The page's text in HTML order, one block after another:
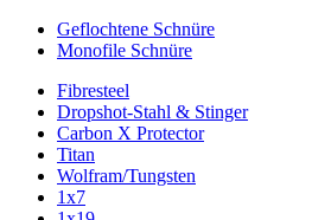
Geflochtene Schnüre
Monofile Schnüre
Fibresteel
Dropshot-Stahl & Stinger
Carbon X Protector
Titan
Wolfram/Tungsten
1x7